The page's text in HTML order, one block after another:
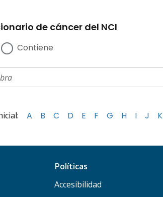
de cáncer del NCI
Contiene
A B C D E F G H I J K
Políticas
Accesibilidad